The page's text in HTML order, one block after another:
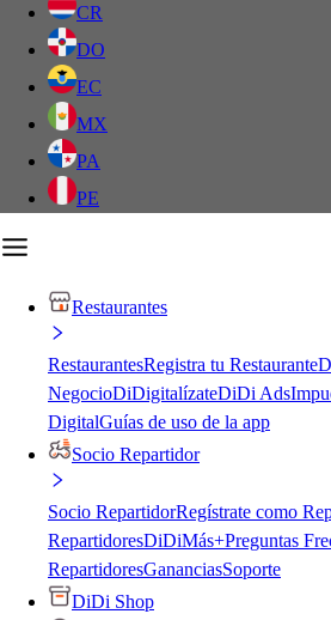
CR
DO
EC
MX
PA
PE
Restaurantes
RestaurantesRegistra tu Restaurante
NegocioDiDigitalízateDiDi Ads
DigitalGuías de uso de la app
Socio Repartidor
Socio RepartidorRegístrate como
RepartidoresDiDiMás+Preguntas
RepartidoresGananciasSoporte
DiDi Shop